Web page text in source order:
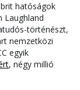
hatóságok
Laughland
történészt,
nemzetközi
egyik
, négy millió